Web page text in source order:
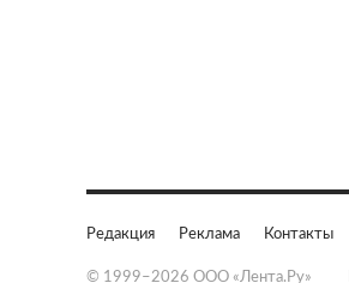
Редакция Реклама Контакты
© 1999–2026 ООО «Лента.Ру»